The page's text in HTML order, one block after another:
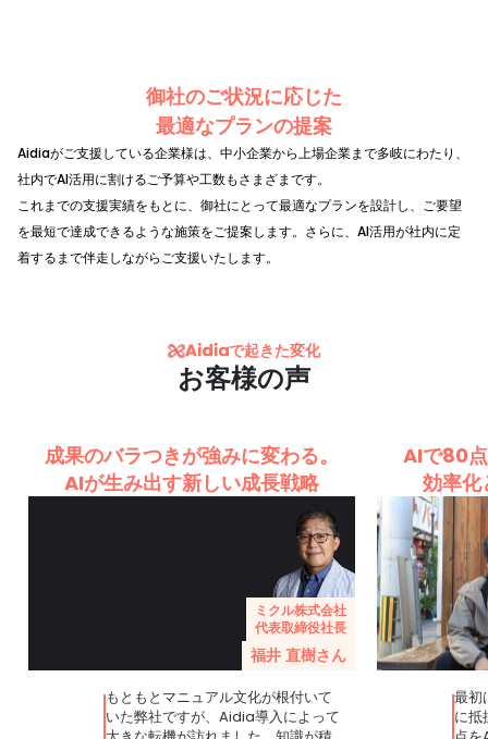
御社のご状況に応じた
最適なプランの提案
Aidiaがご支援している企業様は、中小企業から上場企業まで多岐にわたり、
社内でAI活用に割けるご予算や工数もさまざまです。
これまでの支援実績をもとに、御社にとって最適なプランを設計し、ご要望
を最短で達成できるような施策をご提案します。さらに、AI活用が社内に定
着するまで伴走しながらご支援いたします。
で起きた変化
お客様の声
成果のバラつきが強みに変わる。
AIが生み出す新しい成長戦略
ミクル株式会社
代表取締役社長
福井 直樹さん
もともとマニュアル文化が根付いて
いた弊社ですが、Aidia導入によって
AIで80
効率化
最初
に抵